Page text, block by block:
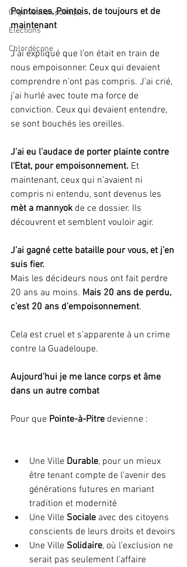
Organisation politique
Elections
Chlordécone
Pointoises, Pointois, de toujours et de
maintenant
J’ai expliqué que l’on était en train de
nous empoisonner. Ceux qui devaient
comprendre n’ont pas compris. J’ai crié,
j’ai hurlé avec toute ma force de
conviction. Ceux qui devaient entendre,
se sont bouchés les oreilles.
J’ai eu l’audace de porter plainte contre
l’Etat, pour empoisonnement. Et
maintenant, ceux qui n’avaient ni
compris ni entendu, sont devenus les
mèt a mannyok de ce dossier. Ils
découvrent et semblent vouloir agir.
J’ai gagné cette bataille pour vous, et j’en
suis fier.
Mais les décideurs nous ont fait perdre
20 ans au moins. Mais 20 ans de perdu,
c’est 20 ans d’empoisonnement.
Cela est cruel et s’apparente à un crime
contre la Guadeloupe.
Aujourd’hui je me lance corps et âme
dans un autre combat
Pour que Pointe-à-Pitre devienne :
Une Ville Durable, pour un mieux
être tenant compte de l’avenir des
générations futures en mariant
tradition et modernité
Une Ville Sociale avec des citoyens
conscients de leurs droits et devoirs
Une Ville Solidaire, où l’exclusion ne
serait pas seulement l’affaire